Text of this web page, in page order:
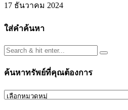
17 ธันวาคม 2024
ใส่คำค้นหา
ค้นหาทรัพย์ที่คุณต้องการ
ค้นหา